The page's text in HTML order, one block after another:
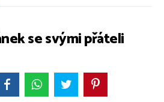
se svými přáteli